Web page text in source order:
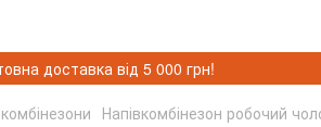
доставка від 5 000 грн!
Напівкомбінезон робочий